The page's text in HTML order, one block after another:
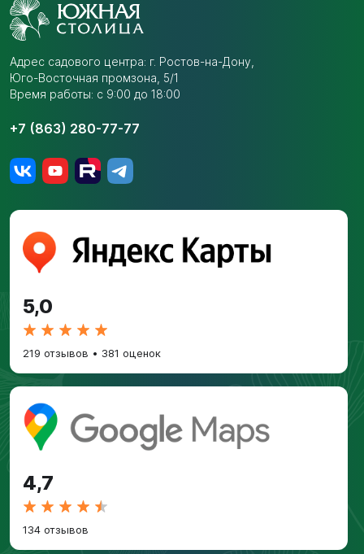
Адрес садового центра: г. Ростов-на-Дону,
Юго-Восточная промзона, 5/1
Время работы: с 9:00 до 18:00
+7 (863) 280-77-77
5,0
219 отзывов • 381 оценок
4,7
134 отзывов